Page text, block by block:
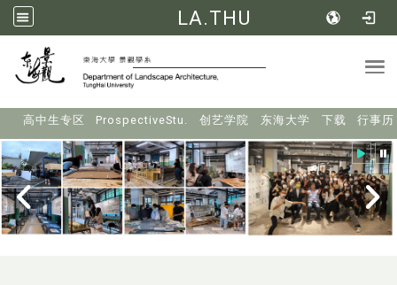
LA.THU
高中生专区 ProspectiveStu. 创艺学院 东海大学 下载 行事历